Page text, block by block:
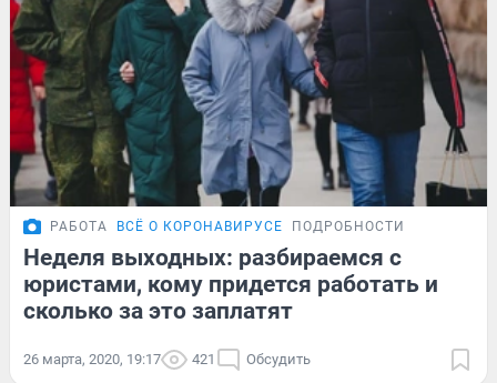
РАБОТА ВСЁ О КОРОНАВИРУСЕ ПОДРОБНОСТИ
Неделя выходных: разбираемся с
юристами, кому придется работать и
сколько за это заплатят
26 марта, 2020, 19:17 421 Обсудить